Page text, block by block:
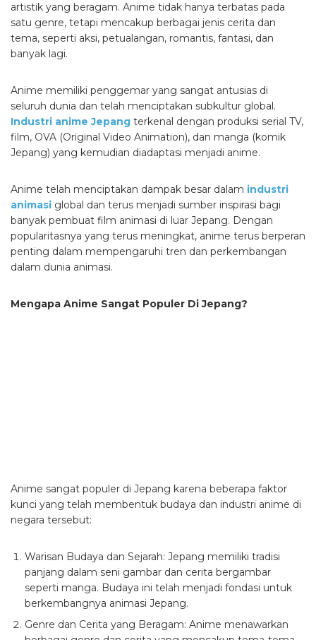
artistik yang beragam. Anime tidak hanya terbatas pada
satu genre, tetapi mencakup berbagai jenis cerita dan
tema, seperti aksi, petualangan, romantis, fantasi, dan
banyak lagi.
Anime memiliki penggemar yang sangat antusias di
seluruh dunia dan telah menciptakan subkultur global.
Industri anime Jepang terkenal dengan produksi serial TV,
film, OVA (Original Video Animation), dan manga (komik
Jepang) yang kemudian diadaptasi menjadi anime.
Anime telah menciptakan dampak besar dalam industri
animasi global dan terus menjadi sumber inspirasi bagi
banyak pembuat film animasi di luar Jepang. Dengan
popularitasnya yang terus meningkat, anime terus berperan
penting dalam mempengaruhi tren dan perkembangan
dalam dunia animasi.
Mengapa Anime Sangat Populer Di Jepang?
Anime sangat populer di Jepang karena beberapa faktor
kunci yang telah membentuk budaya dan industri anime di
negara tersebut:
Warisan Budaya dan Sejarah: Jepang memiliki tradisi
panjang dalam seni gambar dan cerita bergambar
seperti manga. Budaya ini telah menjadi fondasi untuk
berkembangnya animasi Jepang.
Genre dan Cerita yang Beragam: Anime menawarkan